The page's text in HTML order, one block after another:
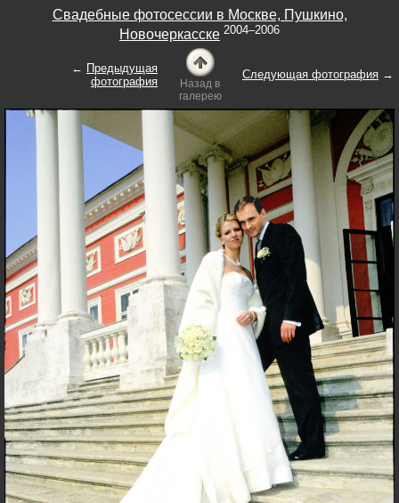
Свадебные фотосессии в Москве, Пушкино,
Новочеркасске 2004–2006
← Предыдущая
фотография
Назад в
галерею
Следующая фотография →